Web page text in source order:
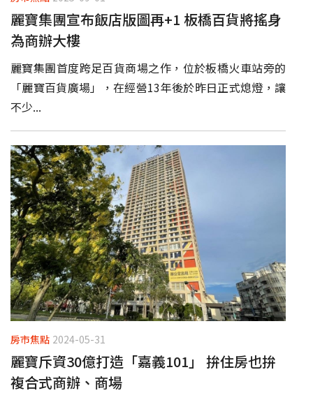
麗寶集團宣布飯店版圖再+1 板橋百貨將搖身
為商辦大樓
麗寶集團首度跨足百貨商場之作，位於板橋火車站旁的
「麗寶百貨廣場」，在經營13年後於昨日正式熄燈，讓
不少...
房市焦點 2024-05-31
麗寶斥資30億打造「嘉義101」 拚住房也拚
複合式商辦、商場